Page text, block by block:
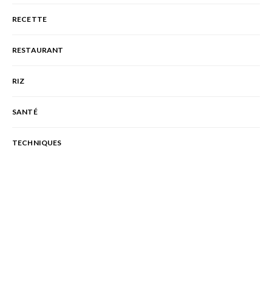
RECETTE
RESTAURANT
RIZ
SANTÉ
TECHNIQUES